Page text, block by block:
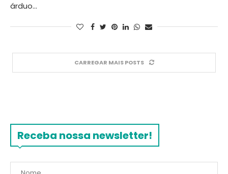
árduo…
CARREGAR MAIS POSTS
Receba nossa newsletter!